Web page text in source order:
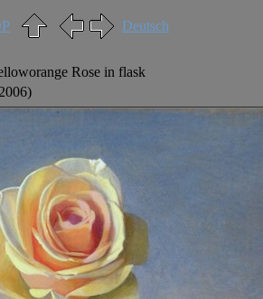
Deutsch
Rose in flask